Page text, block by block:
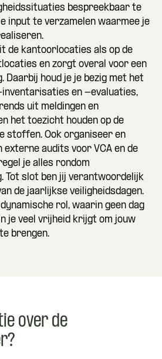
bespreekbaar te
input te verzamelen waarmee je
de kantoorlocaties als op de
en zorgt overal voor een
Daarbij houd je je bezig met het
en -evaluaties,
uit meldingen en
het toezicht houden op de
stoffen. Ook organiseer en
externe audits voor VCA en de
je alles rondom
Tot slot ben jij verantwoordelijk
de jaarlijkse veiligheidsdagen.
rol, waarin geen dag
je veel vrijheid krijgt om jouw
brengen.
over de